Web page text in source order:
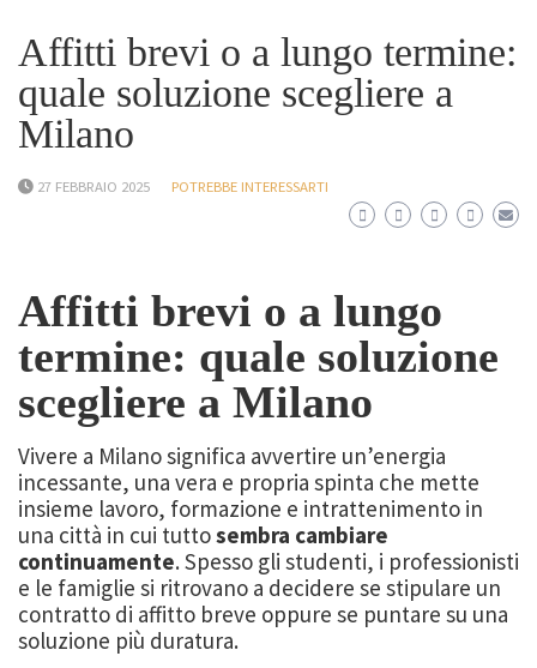
Affitti brevi o a lungo termine:
quale soluzione scegliere a
Milano
27 FEBBRAIO 2025 POTREBBE INTERESSARTI
Affitti brevi o a lungo
termine: quale soluzione
scegliere a Milano
Vivere a Milano significa avvertire un’energia
incessante, una vera e propria spinta che mette
insieme lavoro, formazione e intrattenimento in
una città in cui tuttosembra cambiare
continuamente. Spesso gli studenti, i professionisti
e le famiglie si ritrovano a decidere se stipulare un
contratto di affitto breve oppure se puntare su una
soluzione più duratura.